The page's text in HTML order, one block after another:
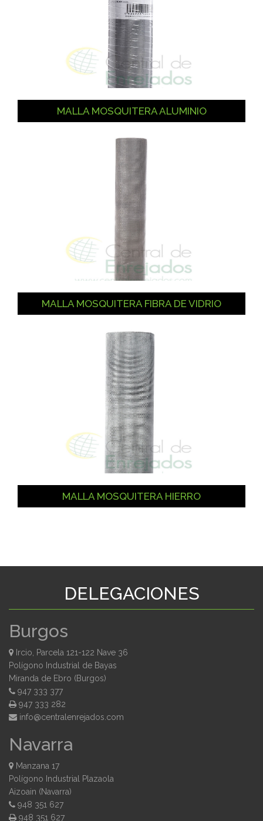
MALLA MOSQUITERA ALUMINIO
MALLA MOSQUITERA FIBRA DE VIDRIO
MALLA MOSQUITERA HIERRO
DELEGACIONES
Burgos
Ircio, Parcela 121-122 Nave 36
Polígono Industrial de Bayas
Miranda de Ebro (Burgos)
947 333 377
947 333 282
moc.sodajernelartnec@ofni
Navarra
Manzana 17
Polígono Industrial Plazaola
Aizoain (Navarra)
948 351 627
948 351 627